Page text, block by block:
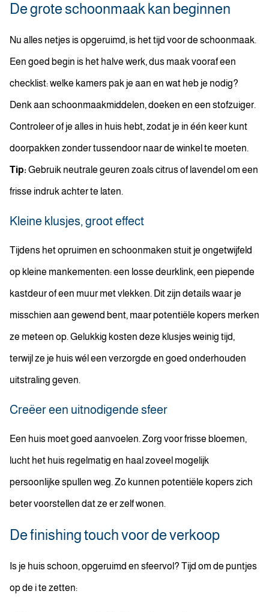
De grote schoonmaak kan beginnen
Nu alles netjes is opgeruimd, is het tijd voor de schoonmaak.
Een goed begin is het halve werk, dus maak vooraf een
checklist: welke kamers pak je aan en wat heb je nodig?
Denk aan schoonmaakmiddelen, doeken en een stofzuiger.
Controleer of je alles in huis hebt, zodat je in één keer kunt
doorpakken zonder tussendoor naar de winkel te moeten.
Tip: Gebruik neutrale geuren zoals citrus of lavendel om een
frisse indruk achter te laten.
Kleine klusjes, groot effect
Tijdens het opruimen en schoonmaken stuit je ongetwijfeld
op kleine mankementen: een losse deurklink, een piepende
kastdeur of een muur met vlekken. Dit zijn details waar je
misschien aan gewend bent, maar potentiële kopers merken
ze meteen op. Gelukkig kosten deze klusjes weinig tijd,
terwijl ze je huis wél een verzorgde en goed onderhouden
uitstraling geven.
Creëer een uitnodigende sfeer
Een huis moet goed aanvoelen. Zorg voor frisse bloemen,
lucht het huis regelmatig en haal zoveel mogelijk
persoonlijke spullen weg. Zo kunnen potentiële kopers zich
beter voorstellen dat ze er zelf wonen.
De finishing touch voor de verkoop
Is je huis schoon, opgeruimd en sfeervol? Tijd om de puntjes
op de i te zetten: